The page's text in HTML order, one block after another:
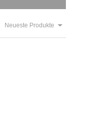
Neueste Produkte